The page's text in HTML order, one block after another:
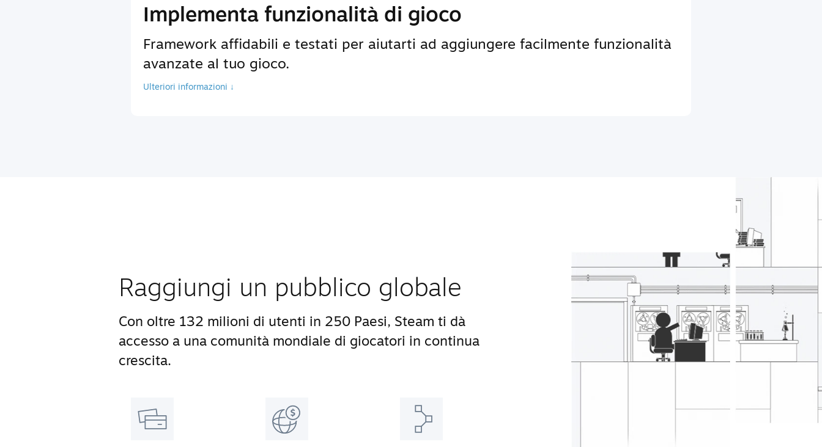
Implementa funzionalità di gioco
Framework affidabili e testati per aiutarti ad aggiungere facilmente funzionalità
avanzate al tuo gioco.
Ulteriori informazioni ↓
Raggiungi un pubblico globale
Con oltre 132 milioni di utenti in 250 Paesi, Steam ti dà
accesso a una comunità mondiale di giocatori in continua
crescita.